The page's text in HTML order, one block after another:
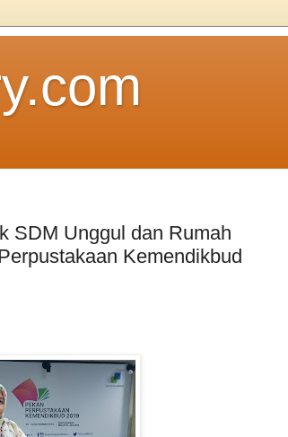
SDM Unggul dan Rumah
Kemendikbud